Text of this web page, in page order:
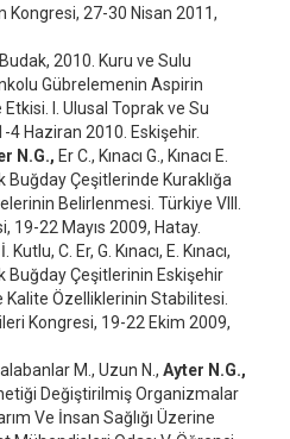
Kongresi, 27-30 Nisan 2011,
2010. Kuru ve Sulu
Gübrelemenin Aspirin
I. Ulusal Toprak ve Su
4 Haziran 2010. Eskişehir.
N.G., Er C., Kınacı G., Kınacı E.
Buğday Çeşitlerinde Kuraklığa
Belirlenmesi. Türkiye VIII.
19-22 Mayıs 2009, Hatay.
Kutlu, C. Er, G. Kınacı, E. Kınacı,
Buğday Çeşitlerinin Eskişehir
Kalite Özelliklerinin Stabilitesi.
Kongresi, 19-22 Ekim 2009,
M., Uzun N., Ayter N.G.,
Değiştirilmiş Organizmalar
Ve İnsan Sağlığı Üzerine